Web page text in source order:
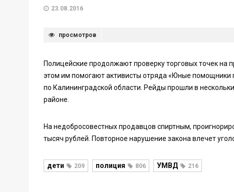
23.08.2016
просмотров
Полицейские продолжают проверку торговых точек на
этом им помогают активисты отряда «Юные
по Калининградской области. Рейды прошли в
районе.
На недобросовестных продавцов спиртным,
тысяч рублей. Повторное нарушение закона влечет
дети 209 полиция 806 УМВД 216